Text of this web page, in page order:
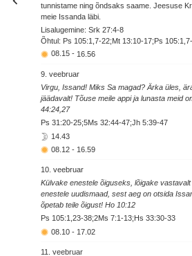
tunnistame ning õndsaks saame. Jeesuse
meie Issanda läbi.
Lisalugemine: Srk 27:4-8
Õhtul: Ps 105:1,7-22;Mt 13:10-17;Ps
08.15 - 16.56
9. veebruar
Virgu, Issand! Miks Sa magad? Ärka üles,
jäädavalt! Tõuse meile appi ja lunasta meid
44:24,27
Ps 31:20-25;5Ms 32:44-47;Jh 5:39-47
14.43
08.12 - 16.59
10. veebruar
Külvake enestele õiguseks, lõigake
enestele uudismaad, sest aeg on otsida
õpetab teile õigust! Ho 10:12
Ps 105:1,23-38;2Ms 7:1-13;Hs 33:30-33
08.10 - 17.02
11. veebruar